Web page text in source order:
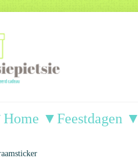
Home ▼Feestdagen ▼